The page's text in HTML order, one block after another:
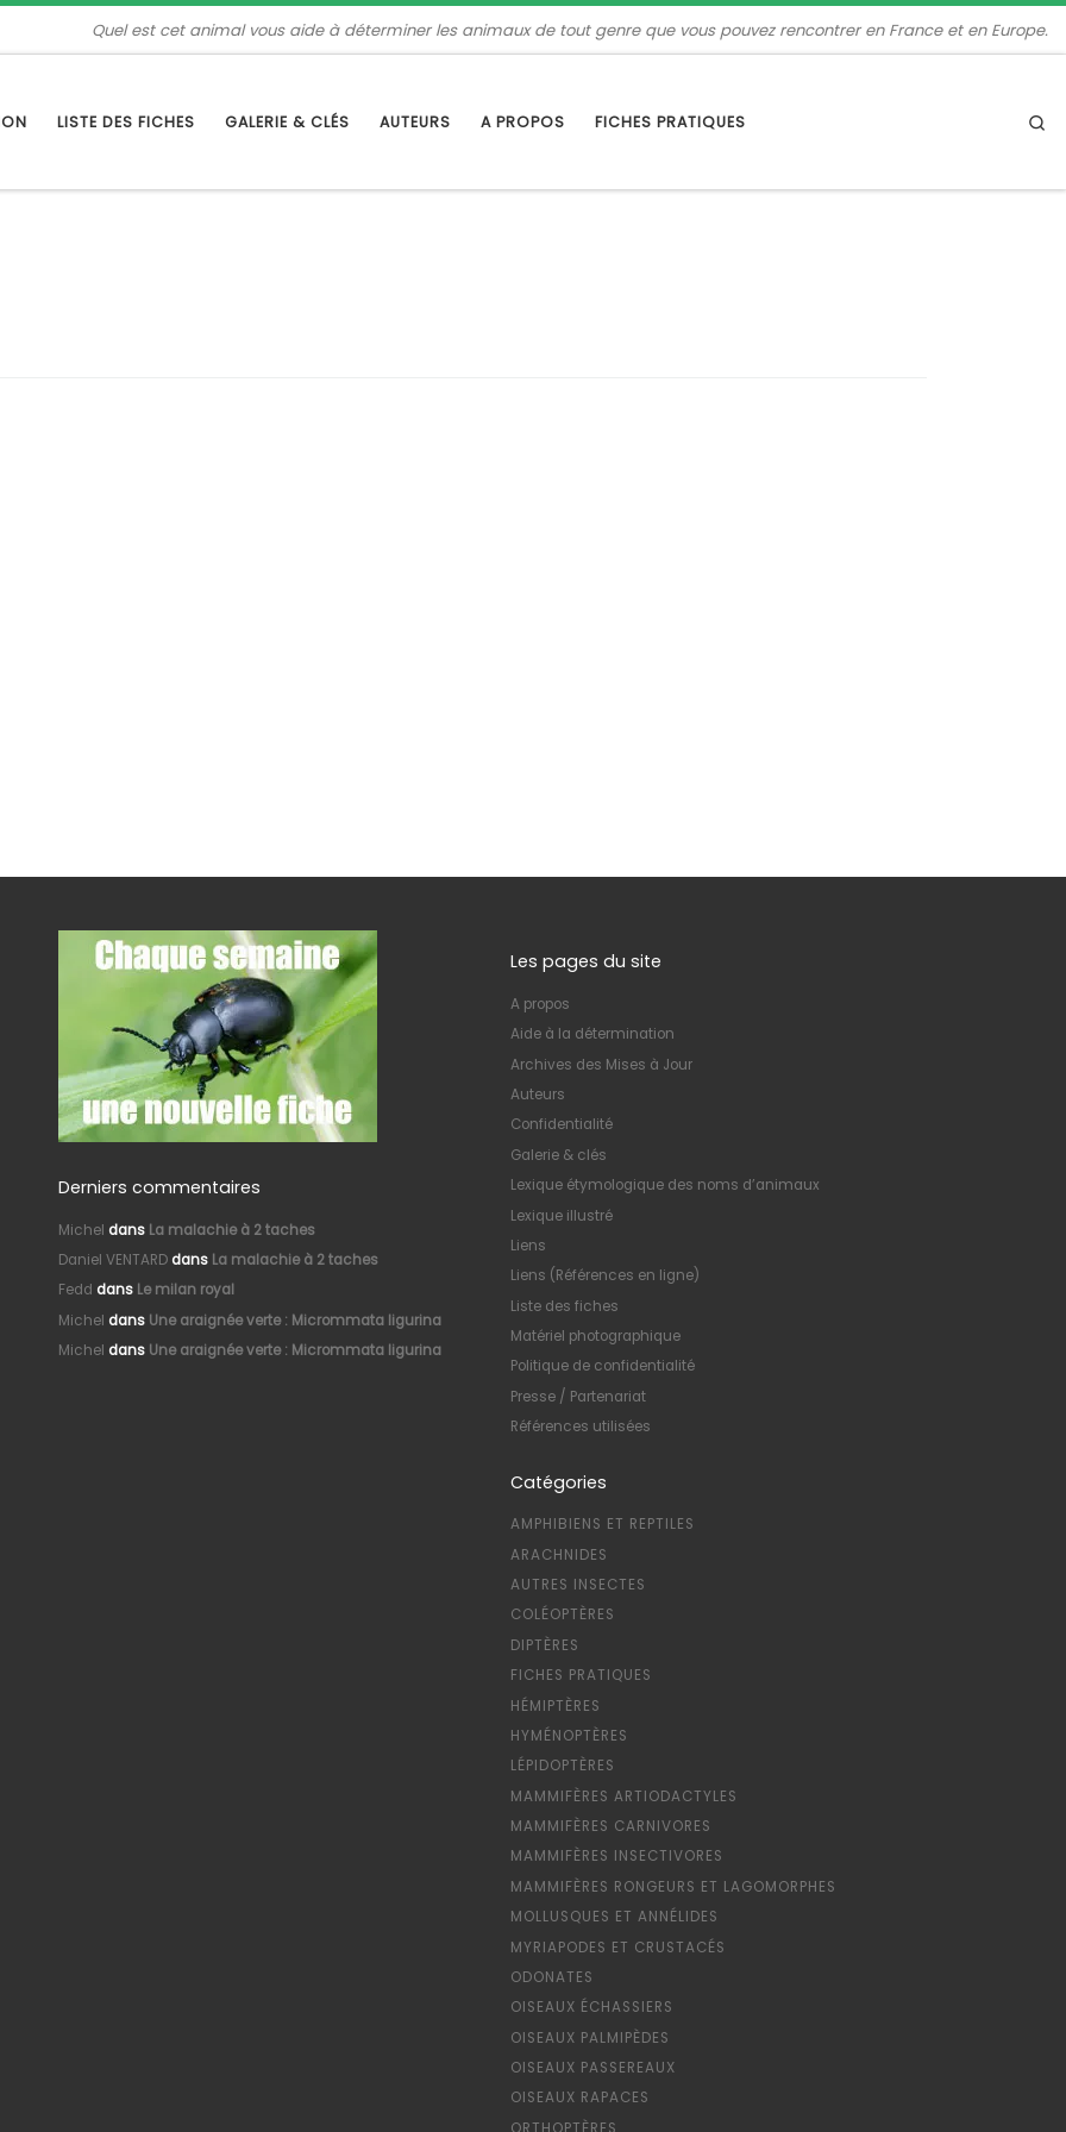
Quel est cet animal vous aide à déterminer les animaux de tout genre que vous pouvez rencontrer en France et en Europe.
LISTE DES FICHES GALERIE & CLÉS AUTEURS A PROPOS FICHES PRATIQUES
Derniers commentaires
Michel dans La malachie à 2 taches
Daniel VENTARD dans La malachie à 2 taches
Fedd dans Le milan royal
Michel dans Une araignée verte : Micrommata ligurina
Michel dans Une araignée verte : Micrommata ligurina
Les pages du site
A propos
Aide à la détermination
Archives des Mises à Jour
Auteurs
Confidentialité
Galerie & clés
Lexique étymologique des noms d’animaux
Lexique illustré
Liens
Liens (Références en ligne)
Liste des fiches
Matériel photographique
Politique de confidentialité
Presse / Partenariat
Références utilisées
Catégories
AMPHIBIENS ET REPTILES
ARACHNIDES
AUTRES INSECTES
COLÉOPTÈRES
DIPTÈRES
FICHES PRATIQUES
HÉMIPTÈRES
HYMÉNOPTÈRES
LÉPIDOPTÈRES
MAMMIFÈRES ARTIODACTYLES
MAMMIFÈRES CARNIVORES
MAMMIFÈRES INSECTIVORES
MAMMIFÈRES RONGEURS ET LAGOMORPHES
MOLLUSQUES ET ANNÉLIDES
MYRIAPODES ET CRUSTACÉS
ODONATES
OISEAUX ÉCHASSIERS
OISEAUX PALMIPÈDES
OISEAUX PASSEREAUX
OISEAUX RAPACES